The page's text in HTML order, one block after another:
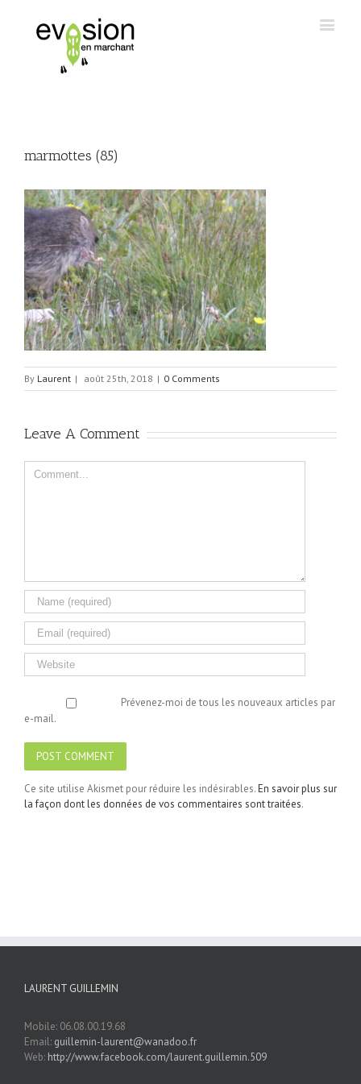
marmottes (85)
By Laurent | août 25th, 2018 | 0 Comments
Leave A Comment
Comment
Prévenez-moi de tous les nouveaux articles par
e-mail.
Ce site utilise Akismet pour réduire les indésirables.En savoir plus sur
la façon dont les données de vos commentaires sont traitées.
LAURENT GUILLEMIN
Mobile: 06.08.00.19.68
Email: guillemin-laurent@wanadoo.fr
Web: http://www.facebook.com/laurent.guillemin.509